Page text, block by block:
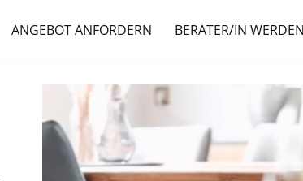
ANGEBOT ANFORDERN BERATER/IN WERDEN